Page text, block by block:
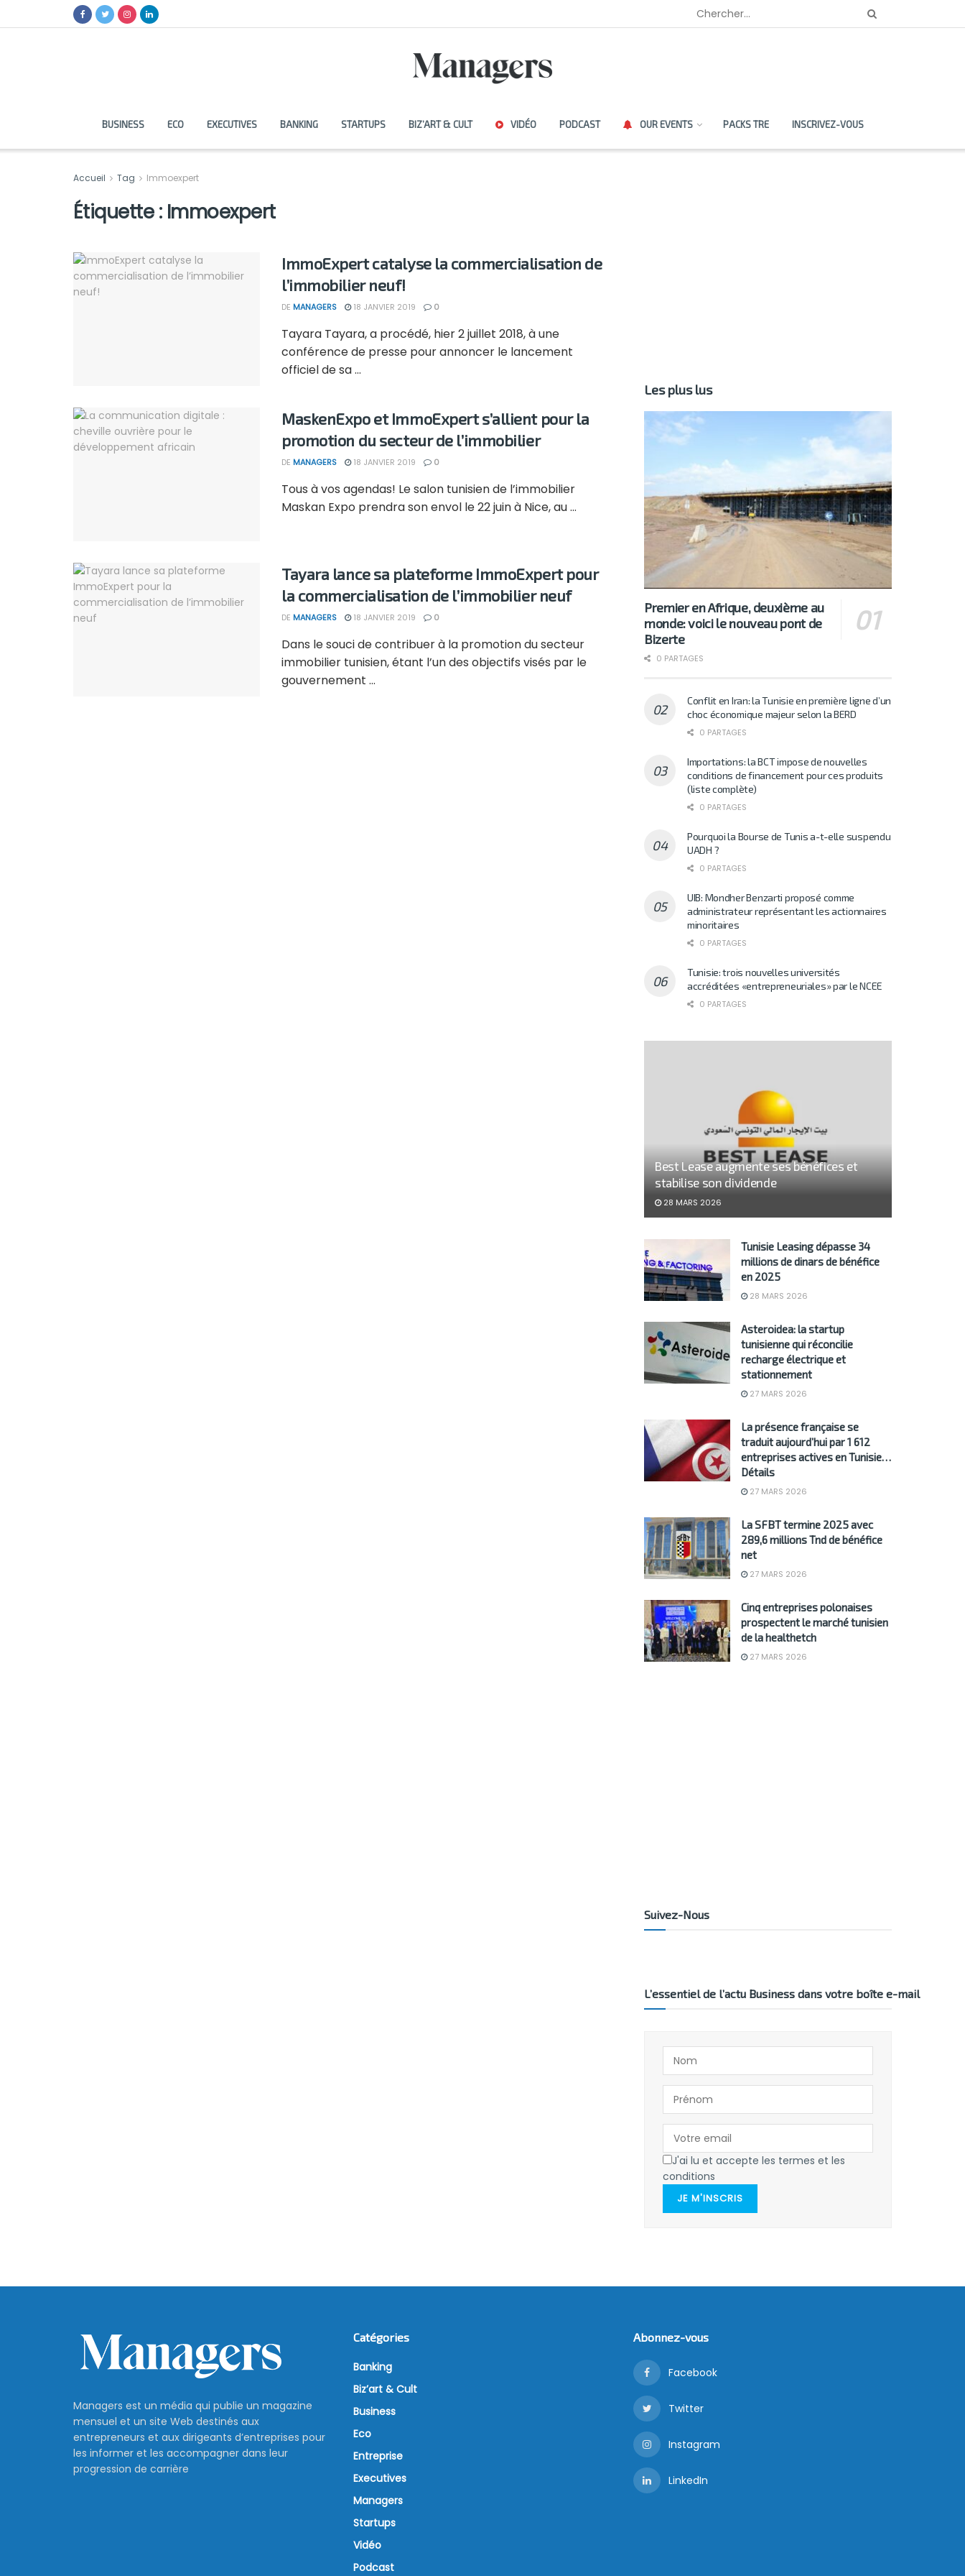
BUSINESS ECO EXECUTIVES BANKING STARTUPS BIZ’ART & CULT VIDÉO PODCAST OUR EVENTS PACKS TRE INSCRIVEZ-VOUS
Accueil Tag Immoexpert
Étiquette : Immoexpert
ImmoExpert catalyse la commercialisation de
l’immobilier neuf!
DE MANAGERS 18 JANVIER 2019 0
Tayara Tayara, a procédé, hier 2 juillet 2018, à une
conférence de presse pour annoncer le lancement
officiel de sa ...
MaskenExpo et ImmoExpert s’allient pour la
promotion du secteur de l’immobilier
DE MANAGERS 18 JANVIER 2019 0
Tous à vos agendas! Le salon tunisien de l’immobilier
Maskan Expo prendra son envol le 22 juin à Nice, au ...
Tayara lance sa plateforme ImmoExpert pour
la commercialisation de l’immobilier neuf
DE MANAGERS 18 JANVIER 2019 0
Dans le souci de contribuer à la promotion du secteur
immobilier tunisien, étant l’un des objectifs visés par le
gouvernement ...
Les plus lus
Premier en Afrique, deuxième au
monde: voici le nouveau pont de
Bizerte
0 PARTAGES
Conflit en Iran: la Tunisie en première ligne d’un
choc économique majeur selon la BERD
0 PARTAGES
Importations: la BCT impose de nouvelles
conditions de financement pour ces produits
(liste complète)
0 PARTAGES
Pourquoi la Bourse de Tunis a-t-elle suspendu
UADH ?
0 PARTAGES
UIB: Mondher Benzarti proposé comme
administrateur représentant les actionnaires
minoritaires
0 PARTAGES
Tunisie: trois nouvelles universités
accréditées «entrepreneuriales» par le NCEE
0 PARTAGES
Best Lease augmente ses bénéfices et
stabilise son dividende
28 MARS 2026
Tunisie Leasing dépasse 34
millions de dinars de bénéfice
en 2025
28 MARS 2026
Asteroidea: la startup
tunisienne qui réconcilie
recharge électrique et
stationnement
27 MARS 2026
La présence française se
traduit aujourd’hui par 1 612
entreprises actives en Tunisie…
Détails
27 MARS 2026
La SFBT termine 2025 avec
289,6 millions Tnd de bénéfice
net
27 MARS 2026
Cinq entreprises polonaises
prospectent le marché tunisien
de la healthetch
27 MARS 2026
Suivez-Nous
L’essentiel de l’actu Business dans votre boîte e-mail
J'ai lu et accepte les termes et les
conditions
JE M'INSCRIS
Managers est un média qui publie un magazine
mensuel et un site Web destinés aux
entrepreneurs et aux dirigeants d’entreprises pour
les informer et les accompagner dans leur
progression de carrière
Catégories
Banking
Biz’art & Cult
Business
Eco
Entreprise
Executives
Managers
Startups
Vidéo
Podcast
Abonnez-vous
Facebook
Twitter
Instagram
LinkedIn